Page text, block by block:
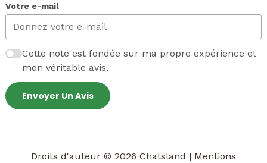
Votre e-mail
Cette note est fondée sur ma propre expérience et
mon véritable avis.
Envoyer Un Avis
Droits d'auteur © 2026 Chatsland | Mentions